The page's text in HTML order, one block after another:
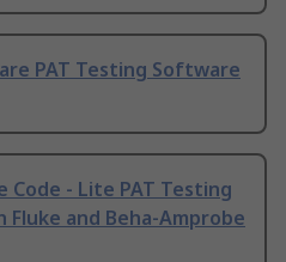
PAT Testing Software
Code - Lite PAT Testing
Fluke and Beha-Amprobe